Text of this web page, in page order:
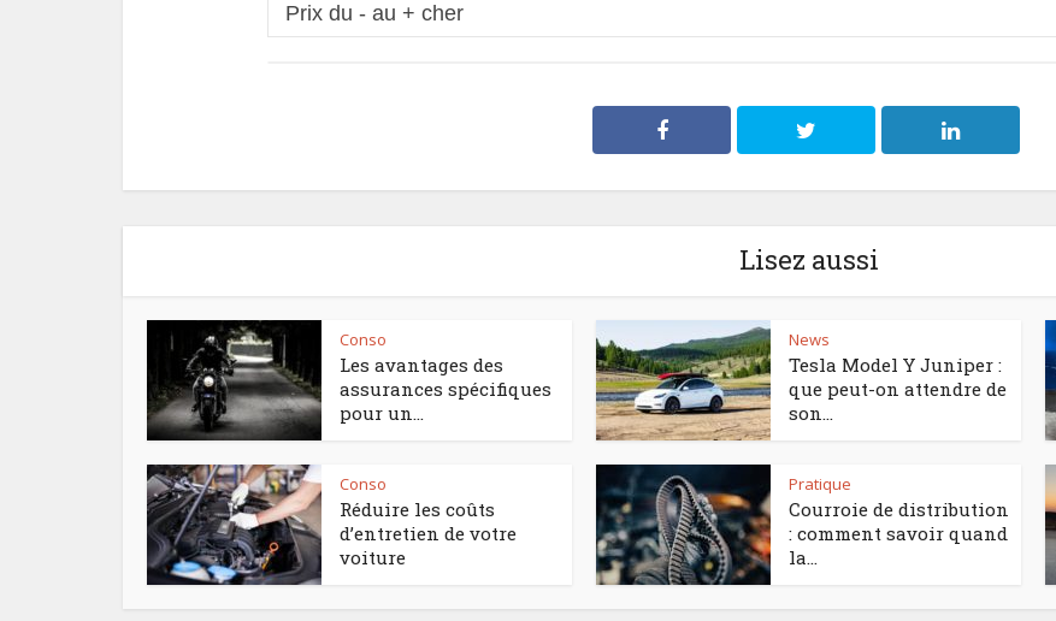
Lisez aussi
Conso
Les avantages des
assurances spécifiques
pour un...
News
Tesla Model Y Juniper :
que peut-on attendre de
son...
Conso
Réduire les coûts
d’entretien de votre
voiture
Pratique
Courroie de distribution
: comment savoir quand
la...